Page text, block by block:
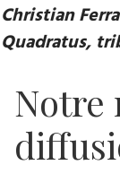
Christian
Quadratus,
Notre